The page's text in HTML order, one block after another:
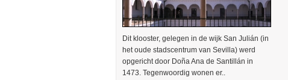
Dit klooster, gelegen in de wijk San Julián (in
het oude stadscentrum van Sevilla) werd
opgericht door Doña Ana de Santillán in
1473. Tegenwoordig wonen er..